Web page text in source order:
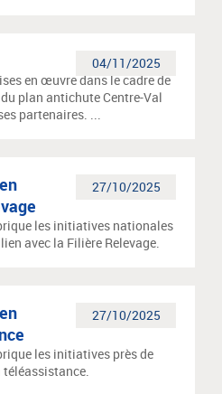
04/11/2025
en œuvre dans le cadre de
plan antichute Centre-Val
partenaires. ...
27/10/2025
les initiatives nationales
avec la Filière Relevage.
27/10/2025
les initiatives près de